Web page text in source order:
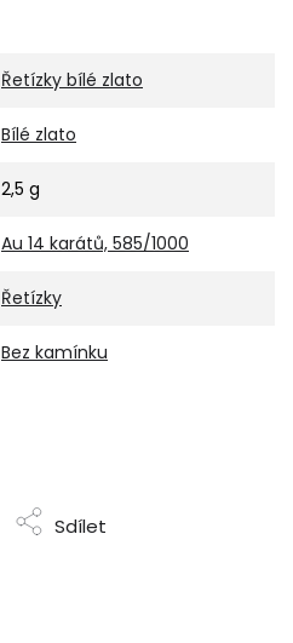
Řetízky bílé zlato
Bílé zlato
2,5 g
Au 14 karátů, 585/1000
Řetízky
Bez kamínku
Sdílet